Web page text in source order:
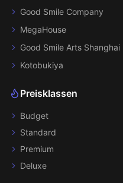
Good Smile Company
MegaHouse
Good Smile Arts Shanghai
Kotobukiya
Preisklassen
Budget
Standard
Premium
Deluxe